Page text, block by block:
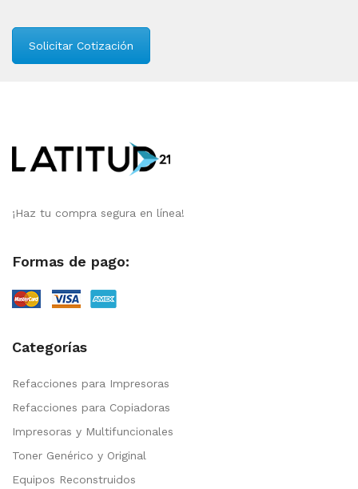
Solicitar Cotización
¡Haz tu compra segura en línea!
Formas de pago:
Categorías
Refacciones para Impresoras
Refacciones para Copiadoras
Impresoras y Multifuncionales
Toner Genérico y Original
Equipos Reconstruidos